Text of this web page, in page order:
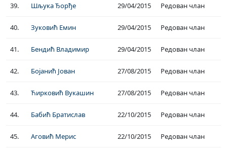
39. Шљука Ђорђе 29/04/2015 Редован члан
40. Зуковић Емин 29/04/2015 Редован члан
41. Бендић Владимир 29/04/2015 Редован члан
42. Бојанић Јован 27/08/2015 Редован члан
43. Ћирковић Вукашин 27/08/2015 Редован члан
44. Бабић Братислав 22/10/2015 Редован члан
45. Аговић Мерис 22/10/2015 Редован члан